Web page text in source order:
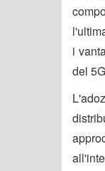
i
del